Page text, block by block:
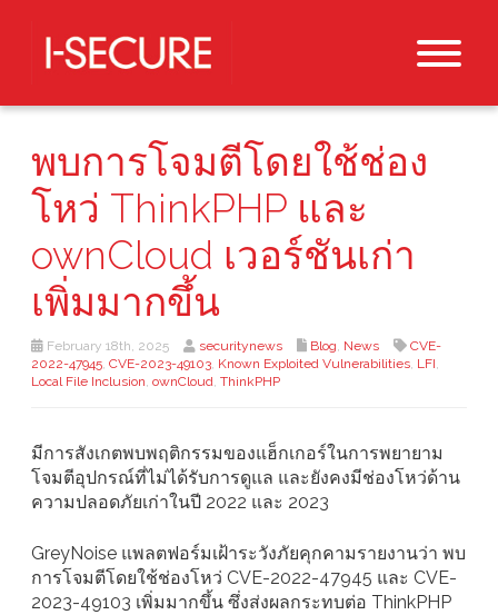
พบการโจมตีโดยใช้ช่อง
โหว่ ThinkPHP และ
ownCloud เวอร์ชันเก่า
เพิ่มมากขึ้น
February 18th, 2025 securitynews Blog, News
CVE-
2022-47945, CVE-2023-49103, Known Exploited Vulnerabilities, LFI,
Local File Inclusion, ownCloud, ThinkPHP
มีการสังเกตพบพฤติกรรมของแฮ็กเกอร์ในการพยายาม
โจมตีอุปกรณ์ที่ไม่ได้รับการดูแล และยังคงมีช่องโหว่ด้าน
ความปลอดภัยเก่าในปี 2022 และ 2023
GreyNoise แพลตฟอร์มเฝ้าระวังภัยคุกคามรายงานว่า พบ
การโจมตีโดยใช้ช่องโหว่ CVE-2022-47945 และ CVE-
2023-49103 เพิ่มมากขึ้น ซึ่งส่งผลกระทบต่อ ThinkPHP